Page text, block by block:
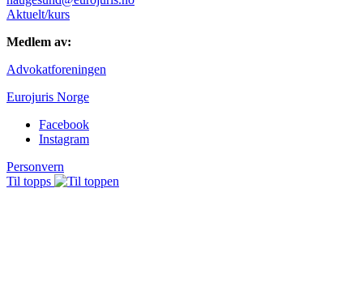
Aktuelt/kurs
Medlem av:
Advokatforeningen
Eurojuris Norge
Facebook
Instagram
Personvern
Til topps